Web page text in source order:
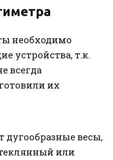
необходимо
устройства, т.к.
всегда
их
дугообразные весы,
или